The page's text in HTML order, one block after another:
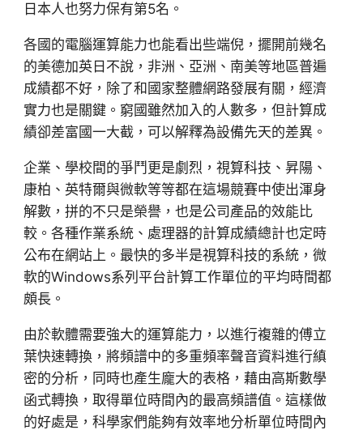
日本人也努力保有第5名。
各國的電腦運算能力也能看出些端倪，擺開前幾名
的美德加英日不說，非洲、亞洲、南美等地區普遍
成績都不好，除了和國家整體網路發展有關，經濟
實力也是關鍵。窮國雖然加入的人數多，但計算成
績卻差富國一大截，可以解釋為設備先天的差異。
企業、學校間的爭鬥更是劇烈，視算科技、昇陽、
康柏、英特爾與微軟等等都在這場競賽中使出渾身
解數，拼的不只是榮譽，也是公司產品的效能比
較。各種作業系統、處理器的計算成績總計也定時
公布在網站上。最快的多半是視算科技的系統，微
軟的Windows系列平台計算工作單位的平均時間都
頗長。
由於軟體需要強大的運算能力，以進行複雜的傅立
葉快速轉換，將頻譜中的多重頻率聲音資料進行縝
密的分析，同時也產生龐大的表格，藉由高斯數學
函式轉換，取得單位時間內的最高頻譜值。這樣做
的好處是，科學家們能夠有效率地分析單位時間內